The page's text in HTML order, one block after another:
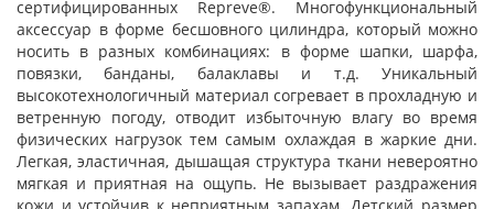
сертифицированных Repreve®. Многофункциональный
аксессуар в форме бесшовного цилиндра, который можно
носить в разных комбинациях: в форме шапки, шарфа,
повязки, банданы, балаклавы и т.д. Уникальный
высокотехнологичный материал согревает в прохладную и
ветренную погоду, отводит избыточную влагу во время
физических нагрузок тем самым охлаждая в жаркие дни.
Легкая, эластичная, дышащая структура ткани невероятно
мягкая и приятная на ощупь. Не вызывает раздражения